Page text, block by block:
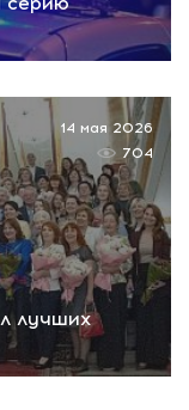
лучших
14 мая 2026
704